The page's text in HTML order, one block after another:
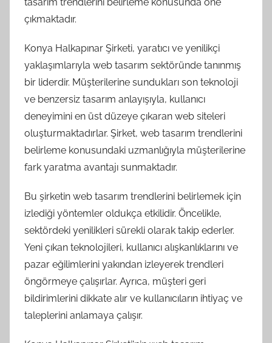
çıkmaktadır.
Konya Halkapınar Şirketi, yaratıcı ve yenilikçi
yaklaşımlarıyla web tasarım sektöründe tanınmış
bir liderdir. Müşterilerine sundukları son teknoloji
ve benzersiz tasarım anlayışıyla, kullanıcı
deneyimini en üst düzeye çıkaran web siteleri
oluşturmaktadırlar. Şirket, web tasarım trendlerini
belirleme konusundaki uzmanlığıyla müşterilerine
fark yaratma avantajı sunmaktadır.
Bu şirketin web tasarım trendlerini belirlemek için
izlediği yöntemler oldukça etkilidir. Öncelikle,
sektördeki yenilikleri sürekli olarak takip ederler.
Yeni çıkan teknolojileri, kullanıcı alışkanlıklarını ve
pazar eğilimlerini yakından izleyerek trendleri
öngörmeye çalışırlar. Ayrıca, müşteri geri
bildirimlerini dikkate alır ve kullanıcıların ihtiyaç ve
taleplerini anlamaya çalışır.